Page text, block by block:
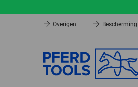
Overigen